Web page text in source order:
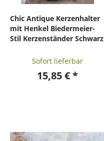
Chic Antique Kerzenhalter
mit Henkel Biedermeier-
Stil Kerzenständer Schwarz
Sofort lieferbar
15,85 € *